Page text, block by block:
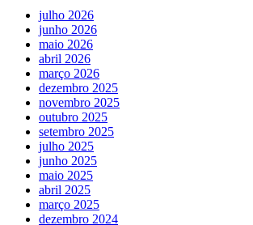
julho 2026
junho 2026
maio 2026
abril 2026
março 2026
dezembro 2025
novembro 2025
outubro 2025
setembro 2025
julho 2025
junho 2025
maio 2025
abril 2025
março 2025
dezembro 2024